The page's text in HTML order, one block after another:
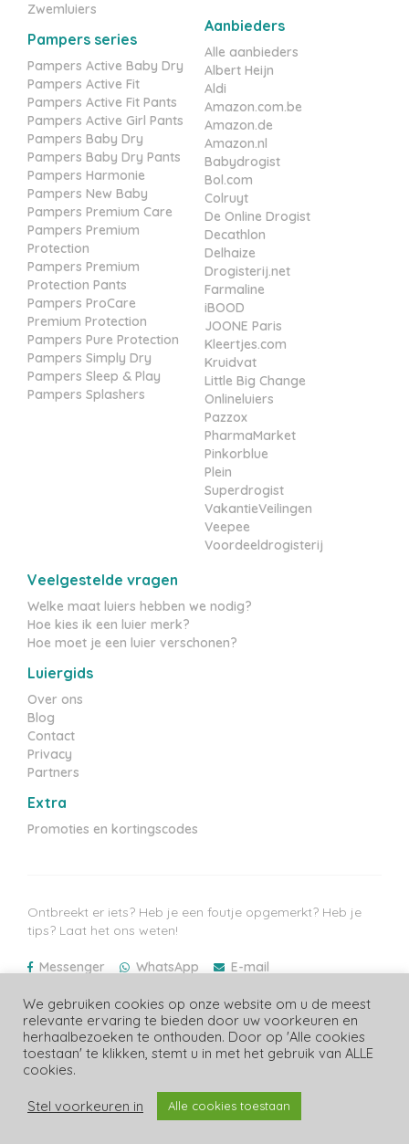
Zwemluiers
Pampers series
Pampers Active Baby Dry
Pampers Active Fit
Pampers Active Fit Pants
Pampers Active Girl Pants
Pampers Baby Dry
Pampers Baby Dry Pants
Pampers Harmonie
Pampers New Baby
Pampers Premium Care
Pampers Premium
Protection
Pampers Premium
Protection Pants
Pampers ProCare
Premium Protection
Pampers Pure Protection
Pampers Simply Dry
Pampers Sleep & Play
Pampers Splashers
Aanbieders
Alle aanbieders
Albert Heijn
Aldi
Amazon.com.be
Amazon.de
Amazon.nl
Babydrogist
Bol.com
Colruyt
De Online Drogist
Decathlon
Delhaize
Drogisterij.net
Farmaline
iBOOD
JOONE Paris
Kleertjes.com
Kruidvat
Little Big Change
Onlineluiers
Pazzox
PharmaMarket
Pinkorblue
Plein
Superdrogist
VakantieVeilingen
Veepee
Voordeeldrogisterij
Veelgestelde vragen
Welke maat luiers hebben we nodig?
Hoe kies ik een luier merk?
Hoe moet je een luier verschonen?
Luiergids
Over ons
Blog
Contact
Privacy
Partners
Extra
Promoties en kortingscodes
Ontbreekt er iets? Heb je een foutje opgemerkt? Heb je
tips? Laat het ons weten!
Messenger WhatsApp E-mail
Laatste prijzen update: 07/08/2026
We gebruiken cookies op onze website om u de meest
relevante ervaring te bieden door uw voorkeuren en
herhaalbezoeken te onthouden. Door op 'Alle cookies
toestaan' te klikken, stemt u in met het gebruik van ALLE
cookies.
Stel voorkeuren in Alle cookies toestaan